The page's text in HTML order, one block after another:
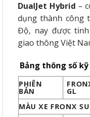
DualJet Hybrid –
dụng thành công
Độ, nay được
giao thông Việt
Bảng thông số
PHIÊN
BẢN GL
MÀU XE FRONX